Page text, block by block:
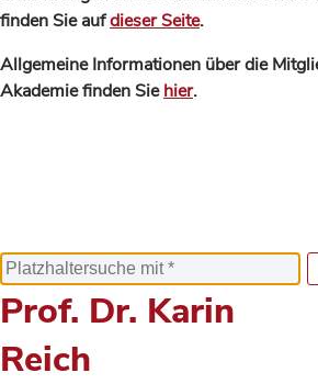
finden Sie aufdieser Seite.
Allgemeine Informationen über die
Akademie finden Siehier.
Prof. Dr. Karin
Reich